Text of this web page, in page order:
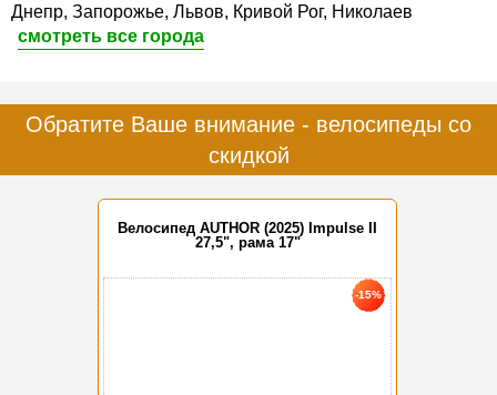
Днепр, Запорожье, Львов, Кривой Рог, Николаев
смотреть все города
Обратите Ваше внимание - велосипеды со
скидкой
Велосипед AUTHOR (2025) Impulse II
27,5", рама 17"
-15%